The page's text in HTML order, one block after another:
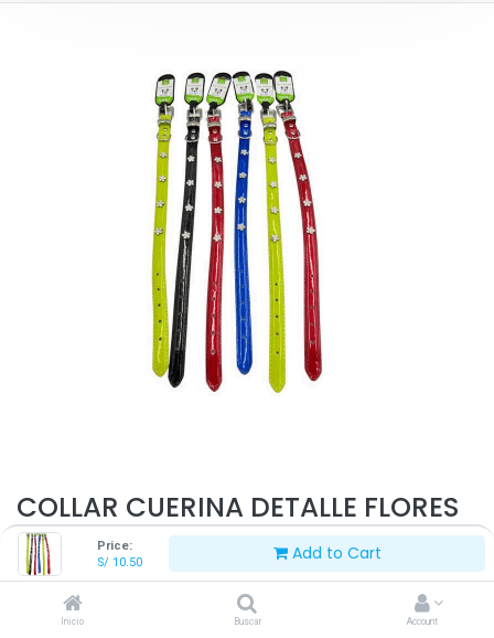
Price:
S/ 10.50 Add to Cart
Inicio Buscar Account
COLLAR CUERINA DETALLE FLORES
T-S
10.50